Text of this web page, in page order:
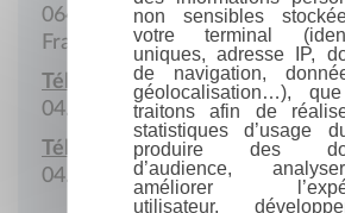
06410 Biot
France
Téléphone :
04.92.91.52.22
Télécopie :
04.92.91.52.29
non sensibles
votre terminal
uniques, adresse IP,
de navigation,
géolocalisation…),
traitons afin de
statistiques d’usage
produire des
d’audience,
améliorer
utilisateur,